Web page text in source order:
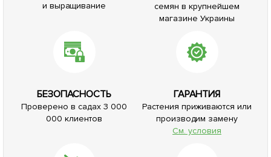
и выращивание
семян в крупнейшем
магазине Украины
БЕЗОПАСНОСТЬ
Проверено в садах 3 000
000 клиентов
ГАРАНТИЯ
Растения приживаются или
производим замену
См. условия